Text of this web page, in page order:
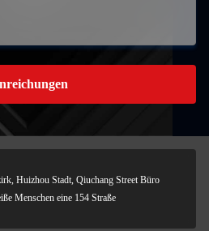
Huizhou Stadt, Qiuchang Street Büro
Menschen eine 154 Straße